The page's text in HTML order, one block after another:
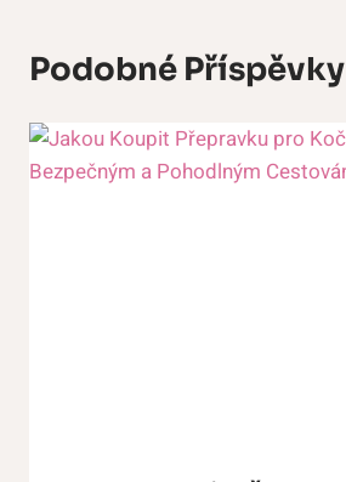
Podobné Příspěvky